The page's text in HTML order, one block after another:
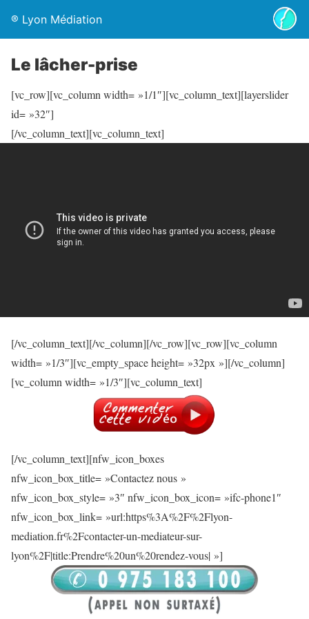
® Lyon Médiation
Le lâcher-prise
[vc_row][vc_column width= »1/1″][vc_column_text][layerslider
id= »32″]
[/vc_column_text][vc_column_text]
[/vc_column_text][/vc_column][/vc_row][vc_row][vc_column
width= »1/3″][vc_empty_space height= »32px »][/vc_column]
[vc_column width= »1/3″][vc_column_text]
[/vc_column_text][nfw_icon_boxes
nfw_icon_box_title= »Contactez nous »
nfw_icon_box_style= »3″ nfw_icon_box_icon= »ifc-phone1″
nfw_icon_box_link= »url:https%3A%2F%2Flyon-
mediation.fr%2Fcontacter-un-mediateur-sur-
lyon%2F|title:Prendre%20un%20rendez-vous| »]